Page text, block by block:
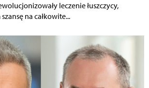
leczenie łuszczycy,
na całkowite...